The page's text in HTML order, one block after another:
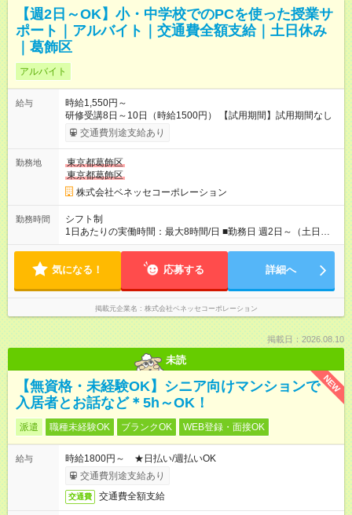
【週2日～OK】小・中学校でのPCを使った授業サ
ポート｜アルバイト｜交通費全額支給｜土日休み
｜葛飾区
アルバイト
給与
時給1,550円～
研修受講8日～10日（時給1500円） 【試用期間】試用期間なし
交通費別途支給あり
勤務地
東京都葛飾区
東京都葛飾区
株式会社ベネッセコーポレーション
勤務時間
シフト制
1日あたりの実働時間：最大8時間/日 ■勤務日 週2日～（土日祝
休み） ■勤務時間 学校滞在：8:30※～17:30の間の連続した8時
※勤務時間が8:30～の場合、朝8時半から学校で就業できること
気になる！ 応募する 詳細へ
掲載元企業名 株式会社ベネッセコーポレーション
掲載日：2026.08.10
未読
NEW
【無資格・未経験OK】シニア向けマンションで
入居者とお話など＊5h～OK！
派遣 職種未経験OK ブランクOK WEB登録・面接OK
給与
時給1800円～ ★日払い/週払いOK
交通費別途支給あり
交通費 交通費全額支給